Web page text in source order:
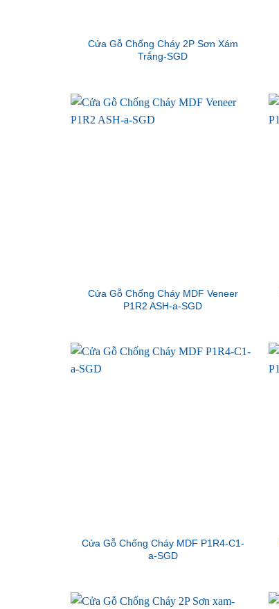
Cửa Gỗ Chống Cháy 2P Sơn Xám
Trắng-SGD
Cửa Gỗ Chống Cháy MDF Veneer
P1R2 ASH-a-SGD
Cửa Gỗ Chống Cháy MDF P1R4-C1-
a-SGD